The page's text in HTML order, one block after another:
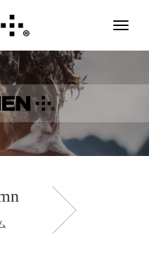
Toggle